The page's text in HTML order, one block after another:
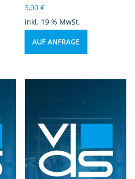
3,00€
inkl. 19 % MwSt.
AUF ANFRAGE